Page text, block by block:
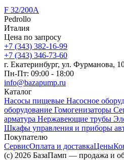
F 32/200A
Pedrollo
Италия
Цена по запросу
+7 (343) 382-16-99
+7 (343) 346-73-‬60
г. Екатеринбург, ул. Фурманова,
Пн-Пт: 09:00 - 18:00
info@bazapump.ru
Каталог
Насосы пищевые Насосное
оборудование Гомогенизаторы
арматура Нержавеющие трубы
Шкафы управления и приборы
Покупателю
СервисОплата и доставкаЦены
(c) 2026 БазаПамп — продажа и